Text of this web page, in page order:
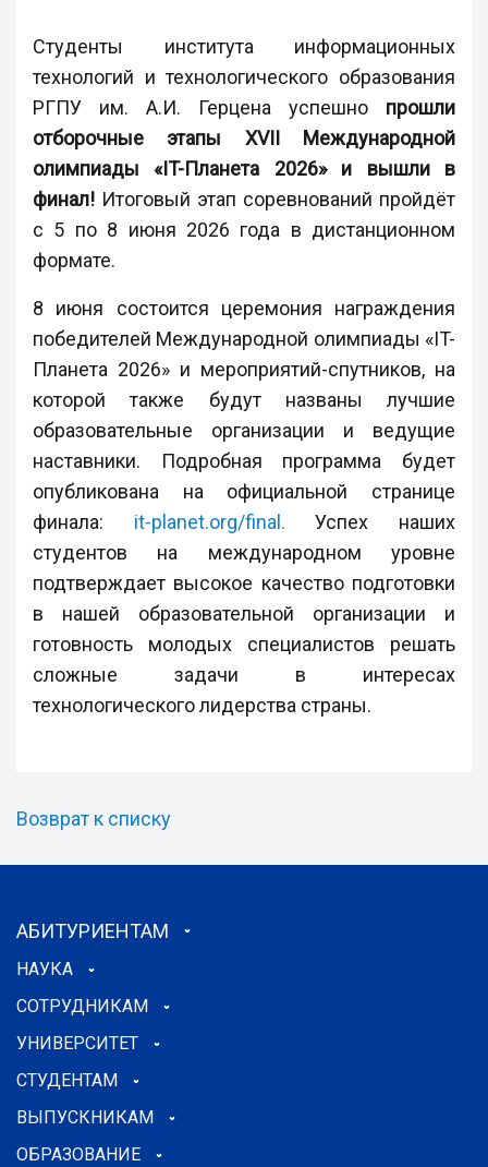
Студенты института информационных
технологий и технологического образования
РГПУ им. А.И. Герцена успешно прошли
отборочные этапы XVII Международной
олимпиады «IT-Планета 2026» и вышли в
финал! Итоговый этап соревнований пройдёт
с 5 по 8 июня 2026 года в дистанционном
формате.
8 июня состоится церемония награждения
победителей Международной олимпиады «IT-
Планета 2026» и мероприятий-спутников, на
которой также будут названы лучшие
образовательные организации и ведущие
наставники. Подробная программа будет
опубликована на официальной странице
финала: it-planet.org/final. Успех наших
студентов на международном уровне
подтверждает высокое качество подготовки
в нашей образовательной организации и
готовность молодых специалистов решать
сложные задачи в интересах
технологического лидерства страны.
Возврат к списку
АБИТУРИЕНТАМ
НАУКА
СОТРУДНИКАМ
УНИВЕРСИТЕТ
СТУДЕНТАМ
ВЫПУСКНИКАМ
ОБРАЗОВАНИЕ